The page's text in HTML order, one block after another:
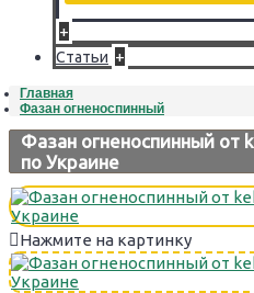
+
Статьи +
Главная
Фазан огненоспинный
Фазан огненоспинный от
по Украине
Нажмите на картинку